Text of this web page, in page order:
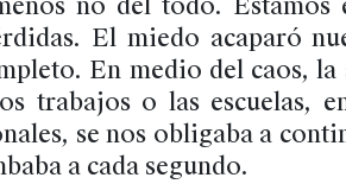
no del todo. Estamos
El miedo acaparó
En medio del caos, la
trabajos o las escuelas,
se nos obligaba a
a cada segundo.